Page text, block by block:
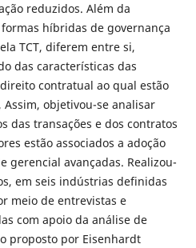
reduzidos. Além da
híbridas de governança
TCT, diferem entre si,
das características das
contratual ao qual estão
objetivou-se analisar
das transações e dos contratos
estão associados a adoção
gerencial avançadas. Realizou-
em seis indústrias definidas
meio de entrevistas e
com apoio da análise de
proposto por Eisenhardt